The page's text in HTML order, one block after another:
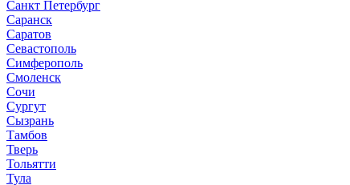
Санкт Петербург
Саранск
Саратов
Севастополь
Симферополь
Смоленск
Сочи
Сургут
Сызрань
Тамбов
Тверь
Тольятти
Тула